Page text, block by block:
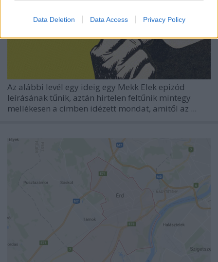
Data Deletion Data Access Privacy Policy
Az alábbi levél egy ideig egy Mekk Elek epizód
leírásának tűnik, aztán hirtelen feltűnik mintegy
mellékesen a címben idézett mondat, amitől az ...